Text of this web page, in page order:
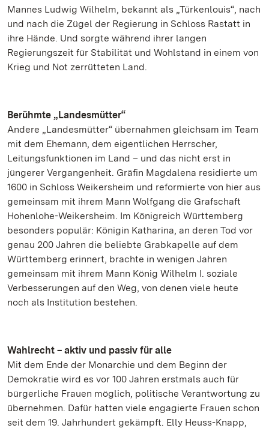
Mannes Ludwig Wilhelm, bekannt als „Türkenlouis“, nach
und nach die Zügel der Regierung in Schloss Rastatt in
ihre Hände. Und sorgte während ihrer langen
Regierungszeit für Stabilität und Wohlstand in einem von
Krieg und Not zerrütteten Land.
Berühmte „Landesmütter“
Andere „Landesmütter“ übernahmen gleichsam im Team
mit dem Ehemann, dem eigentlichen Herrscher,
Leitungsfunktionen im Land – und das nicht erst in
jüngerer Vergangenheit. Gräfin Magdalena residierte um
1600 in Schloss Weikersheim und reformierte von hier aus
gemeinsam mit ihrem Mann Wolfgang die Grafschaft
Hohenlohe-Weikersheim. Im Königreich Württemberg
besonders populär: Königin Katharina, an deren Tod vor
genau 200 Jahren die beliebte Grabkapelle auf dem
Württemberg erinnert, brachte in wenigen Jahren
gemeinsam mit ihrem Mann König Wilhelm I. soziale
Verbesserungen auf den Weg, von denen viele heute
noch als Institution bestehen.
Wahlrecht – aktiv und passiv für alle
Mit dem Ende der Monarchie und dem Beginn der
Demokratie wird es vor 100 Jahren erstmals auch für
bürgerliche Frauen möglich, politische Verantwortung zu
übernehmen. Dafür hatten viele engagierte Frauen schon
seit dem 19. Jahrhundert gekämpft. Elly Heuss-Knapp,